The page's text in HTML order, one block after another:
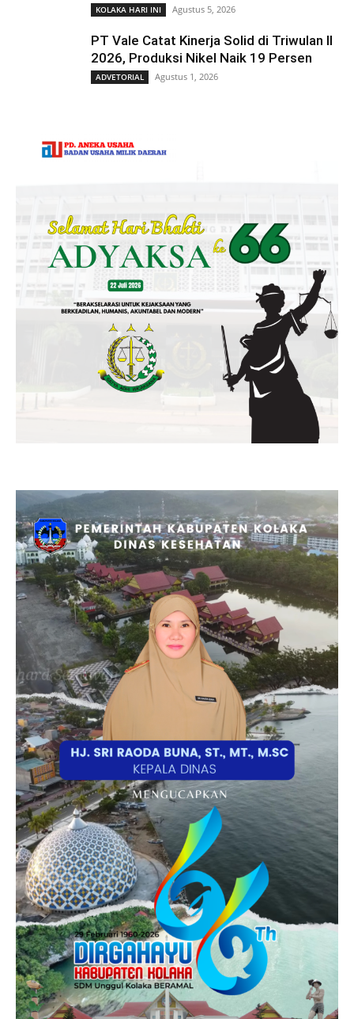
KOLAKA HARI INI Agustus 5, 2026
PT Vale Catat Kinerja Solid di Triwulan II
2026, Produksi Nikel Naik 19 Persen
ADVETORIAL Agustus 1, 2026